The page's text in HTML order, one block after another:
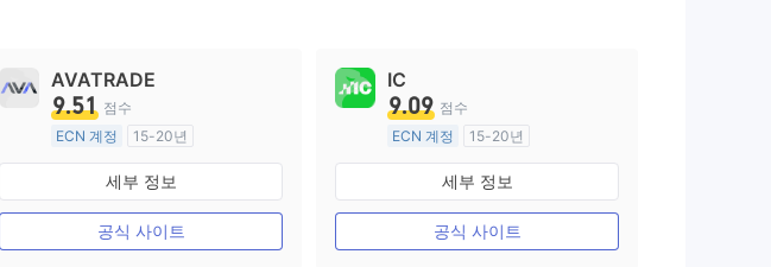
AVATRADE
9.51 점수
ECN 계정
15-20년
호주 규제
외환 거래 라이선스 (MM)
마스터 레이블 MT4
세부 정보
공식 사이트
IC
9.09 점수
ECN 계정
15-20년
호주 규제
외환 거래 라이선스 (MM)
마스터 레이블 MT4
세부 정보
공식 사이트